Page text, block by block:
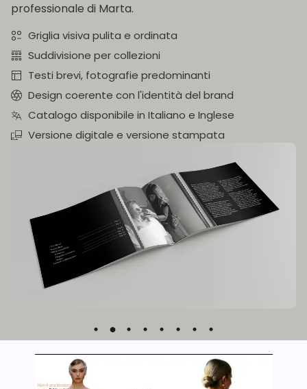
professionale di Marta.
Griglia visiva pulita e ordinata
Suddivisione per collezioni
Testi brevi, fotografie predominanti
Design coerente con l'identità del brand
Catalogo disponibile in Italiano e Inglese
Versione digitale e versione stampata